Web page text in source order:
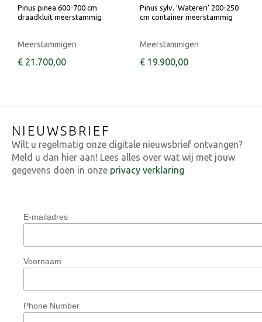
Pinus pinea 600-700 cm
draadkluit meerstammig
Meerstammigen
€ 21.700,00
Pinus sylv. 'Watereri' 200-250
cm container meerstammig
Meerstammigen
€ 19.900,00
NIEUWSBRIEF
Wilt u regelmatig onze digitale nieuwsbrief ontvangen?
Meld u dan hier aan! Lees alles over wat wij met jouw
gegevens doen in onze privacy verklaring
E-mailadres
Voornaam
Phone Number